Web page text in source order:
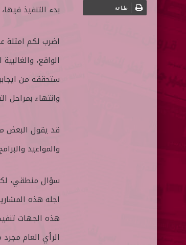
بدء التنفيذ
اضرب لكم امثلة
الواقع،
ستحققه من
وانتهاء بمراحل
قد يقول البعض
والمواعيد
سؤال منطقي،
اجله هذه
هذه الجهات
الرأي العام
و
طباعة